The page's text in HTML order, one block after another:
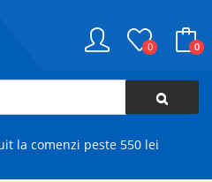
0 0
la comenzi peste 550 lei